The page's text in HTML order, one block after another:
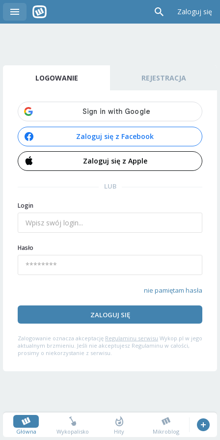
Zaloguj się
LOGOWANIE REJESTRACJA
Zaloguj się z Facebook
Zaloguj się z Apple
LUB
Login
Hasło
nie pamiętam hasła
ZALOGUJ SIĘ
Zalogowanie oznacza akceptację Regulaminu serwisu Wykop.pl w jego
aktualnym brzmieniu. Jeśli nie akceptujesz Regulaminu w całości,
prosimy o niekorzystanie z serwisu.
Główna Wykopalisko Hity Mikroblog